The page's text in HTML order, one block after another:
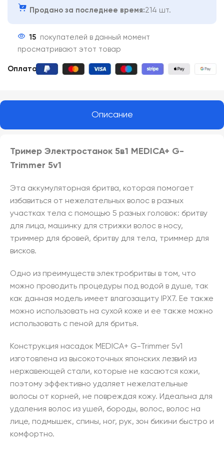
Продано за последнее время:214 шт.
15 покупателей в данный момент
просматривают этот товар
Оплата:
Описание
Тример Электростанок 5в1 MEDICA+ G-
Trimmer 5v1
Эта аккумуляторная бритва, которая помогает
избавиться от нежелательных волос в разных
участках тела с помощью 5 разных головок: бритву
для лица, машинку для стрижки волос в носу,
триммер для бровей, бритву для тела, триммер для
висков.
Одно из преимуществ электробритвы в том, что
можно проводить процедуры под водой в душе, так
как данная модель имеет влагозащиту IPX7. Ее также
можно использовать на сухой коже и ее также можно
использовать с пеной для бритья.
Конструкция насадок MEDICA+ G-Trimmer 5v1
изготовлена из высокоточных японских лезвий из
нержавеющей стали, которые не касаются кожи,
поэтому эффективно удаляет нежелательные
волосы от корней, не повреждая кожу. Идеальна для
удаления волос из ушей, бороды, волос, волос на
лице, подмышек, спины, ног, рук, зон бикини быстро и
комфортно.